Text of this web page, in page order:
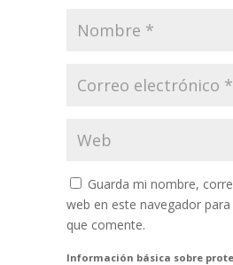
Guarda mi nombre,
web en este navegador
que comente.
Información básica sobre